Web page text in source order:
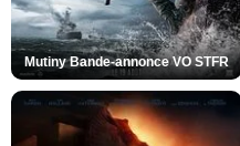
Mutiny Bande-annonce VO STFR